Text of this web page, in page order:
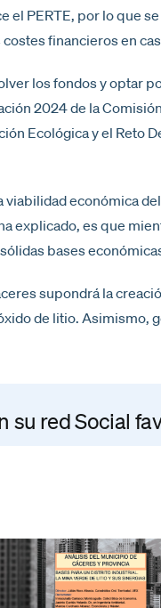
PERTE, por lo que
financieros en
los fondos y optar
2024 de la
Ecológica y el Reto
viabilidad económica
explicado, es que
bases
supondrá la
de litio. Asimismo,
su red Social
El